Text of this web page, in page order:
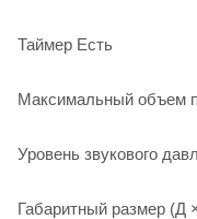
Таймер Есть
Максимальный объем
Уровень звукового
Габаритный размер